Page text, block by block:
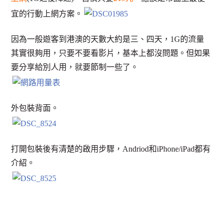
宜的行動上網方案。
因為一般遊客到港澳的天數大約是三、四天，1G的流量
其實很夠用，只要不要看影片，基本上都沒問題。但如果
要分享給別人用，就要節制一些了。
外包裝背面。
打開包裝後有清楚的啟用步驟，Andriod和iPhone/iPad都有
介紹。